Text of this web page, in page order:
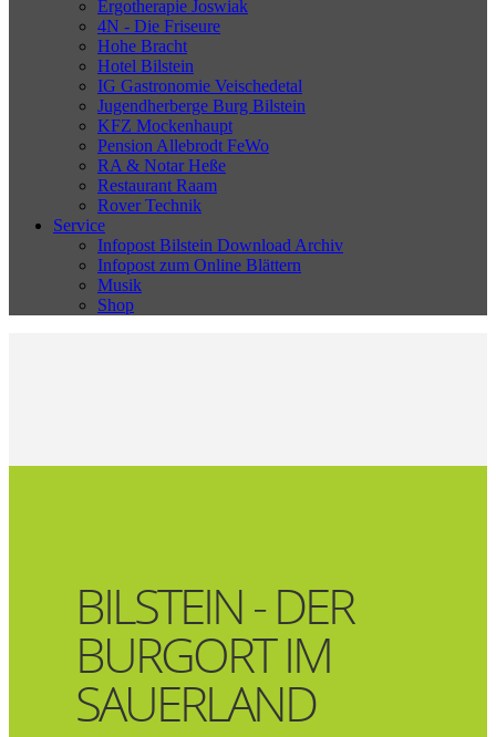
Ergotherapie Joswiak
4N - Die Friseure
Hohe Bracht
Hotel Bilstein
IG Gastronomie Veischedetal
Jugendherberge Burg Bilstein
KFZ Mockenhaupt
Pension Allebrodt FeWo
RA & Notar Heße
Restaurant Raam
Rover Technik
Service
Infopost Bilstein Download Archiv
Infopost zum Online Blättern
Musik
Shop
BILSTEIN - DER
BURGORT IM
SAUERLAND